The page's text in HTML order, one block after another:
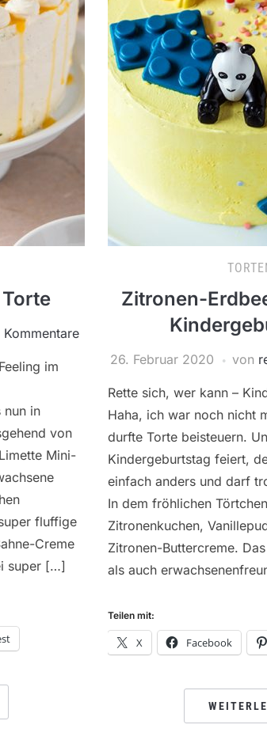
Kommentare
im
nun in
von
Mini-
fluffige
Creme
super […]
Zitronen-
26. Februar 2020 von
Rette sich, wer kann –
Haha, ich war noch nicht
durfte Torte beisteuern.
Kindergeburtstag feiert,
einfach anders und darf
In dem fröhlichen
Zitronenkuchen,
Zitronen-Buttercreme.
als auch
Teilen mit:
X Facebook